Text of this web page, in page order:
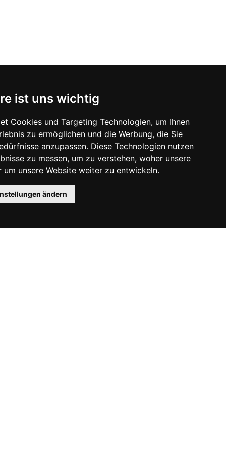
ist uns wichtig
Cookies und Targeting Technologien, um Ihnen
zu ermöglichen und die Werbung, die Sie
anzupassen. Diese Technologien nutzen
zu messen, um zu verstehen, woher unsere
um unsere Website weiter zu entwickeln.
ändern